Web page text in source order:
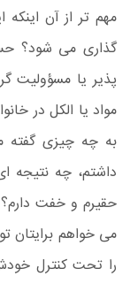
مهم تر از آن
گذاری می شود؟
پذیر یا مسؤولیت
مواد یا الکل در
به چه چیزی گفته
داشتم، چه نتیجه
حقیرم و خفت
می خواهم برایتان
را تحت کنترل